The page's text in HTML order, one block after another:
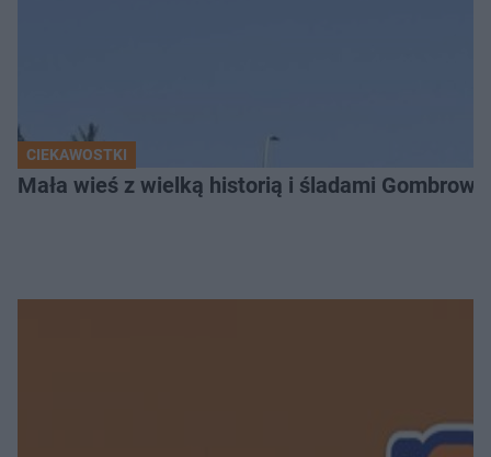
CIEKAWOSTKI
Mała wieś z wielką historią i śladami